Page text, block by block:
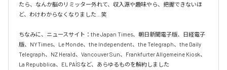
たら、なんか脳のリミッター外れて、収入源や趣味やら、把握できないほ
ど、わけわからなくなりました…笑
ちなみに、ニュースサイト：the Japan Times、朝日新聞電子版、日経電子
版、NYTimes、Le Monde、the Independent、the Telegraph、the Daily
Telegraph、NZ Herald、Vancouver Sun、Frankfurter Allgemeine Kiosk、
La Repubblica、EL PAÍSなど、あらゆるものを解約しました